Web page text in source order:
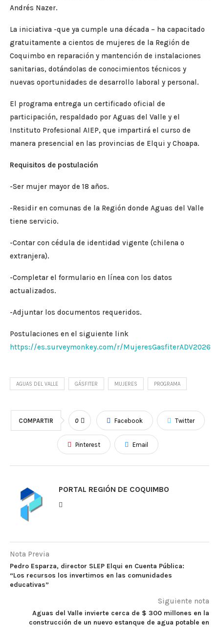
Andrés Nazer.
La iniciativa -que ya cumple una década – ha capacitado
gratuitamente a cientos de mujeres de la Región de
Coquimbo en reparación y mantención de instalaciones
sanitarias, dotándolas de conocimientos técnicos y
nuevas oportunidades de desarrollo laboral y personal.
El programa entrega un certificado oficial de
participación, respaldado por Aguas del Valle y el
Instituto Profesional AIEP, que impartirá el curso de
manera presencial en las provincias de Elqui y Choapa.
Requisitos de postulación
-Ser mujer mayor de 18 años.
-Residir en comunas de la Región donde Aguas del Valle
tiene servicio.
-Contar con cédula de identidad vigente (chilena o
extranjera).
-Completar el formulario en línea con los datos
actualizados.
-Adjuntar los documentos requeridos.
Postulaciones en el siguiente link
https://es.surveymonkey.com/r/MujeresGasfiterADV2026
AGUAS DEL VALLE GÁSFITER MUJERES PROGRAMA
COMPARTIR 0 Facebook Twitter
Pinterest Email
PORTAL REGIÓN DE COQUIMBO
Nota Previa
Pedro Esparza, director SLEP Elqui en Cuenta Pública:
“Los recursos los invertimos en las comunidades
educativas”
Siguiente nota
Aguas del Valle invierte cerca de $ 300 millones en la
construcción de un nuevo estanque de agua potable en